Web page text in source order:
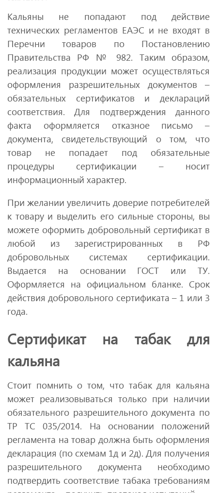
Кальяны не попадают под действие
технических регламентов ЕАЭС и не входят в
Перечни товаров по Постановлению
Правительства РФ № 982. Таким образом,
реализация продукции может осуществляться
оформления разрешительных документов –
обязательных сертификатов и деклараций
соответствия. Для подтверждения данного
факта оформляется отказное письмо –
документа, свидетельствующий о том, что
товар не попадает под обязательные
процедуры сертификации – носит
информационный характер.
При желании увеличить доверие потребителей
к товару и выделить его сильные стороны, вы
можете оформить добровольный сертификат в
любой из зарегистрированных в РФ
добровольных системах сертификации.
Выдается на основании ГОСТ или ТУ.
Оформляется на официальном бланке. Срок
действия добровольного сертификата – 1 или 3
года.
Сертификат на табак для
кальяна
Стоит помнить о том, что табак для кальяна
может реализовываться только при наличии
обязательного разрешительного документа по
ТР ТС 035/2014. На основании положений
регламента на товар должна быть оформления
декларация (по схемам 1д и 2д). Для получения
разрешительного документа необходимо
подтвердить соответствие табака требованиям